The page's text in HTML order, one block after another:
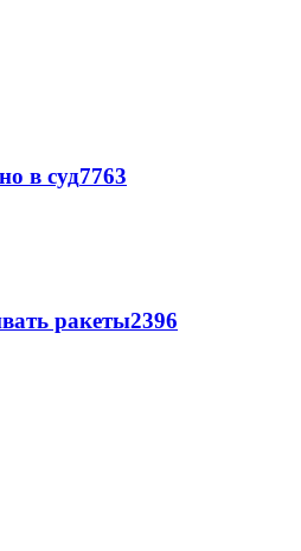
в суд7763
ракеты2396